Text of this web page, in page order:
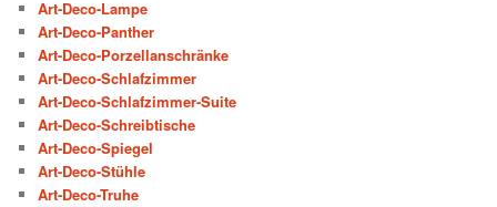
Art-Deco-Lampe
Art-Deco-Panther
Art-Deco-Porzellanschränke
Art-Deco-Schlafzimmer
Art-Deco-Schlafzimmer-Suite
Art-Deco-Schreibtische
Art-Deco-Spiegel
Art-Deco-Stühle
Art-Deco-Truhe